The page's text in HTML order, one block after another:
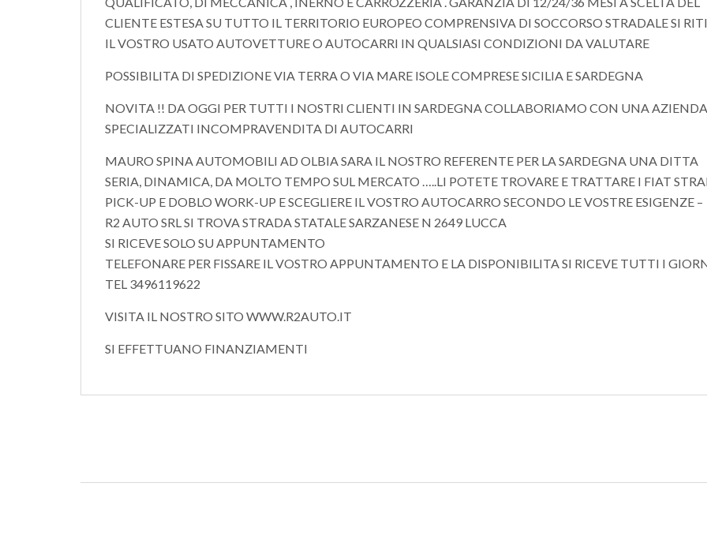
CLIENTE ESTESA SU TUTTO IL TERRITORIO EUROPEO COMPRENSIVA DI SOCCORSO STRADALE SI
IL VOSTRO USATO AUTOVETTURE O AUTOCARRI IN QUALSIASI CONDIZIONI DA VALUTARE
POSSIBILITA DI SPEDIZIONE VIA TERRA O VIA MARE ISOLE COMPRESE SICILIA E SARDEGNA
NOVITA !! DA OGGI PER TUTTI I NOSTRI CLIENTI IN SARDEGNA COLLABORIAMO CON UNA AZIENDA
SPECIALIZZATI INCOMPRAVENDITA DI AUTOCARRI
MAURO SPINA AUTOMOBILI AD OLBIA SARA IL NOSTRO REFERENTE PER LA SARDEGNA UNA DITTA
SERIA, DINAMICA, DA MOLTO TEMPO SUL MERCATO …..LI POTETE TROVARE E TRATTARE I FIAT
PICK-UP E DOBLO WORK-UP E SCEGLIERE IL VOSTRO AUTOCARRO SECONDO LE VOSTRE ESIGENZE –
R2 AUTO SRL SI TROVA STRADA STATALE SARZANESE N 2649 LUCCA
SI RICEVE SOLO SU APPUNTAMENTO
TELEFONARE PER FISSARE IL VOSTRO APPUNTAMENTO E LA DISPONIBILITA SI RICEVE TUTTI I
TEL 3496119622
VISITA IL NOSTRO SITO WWW.R2AUTO.IT
SI EFFETTUANO FINANZIAMENTI